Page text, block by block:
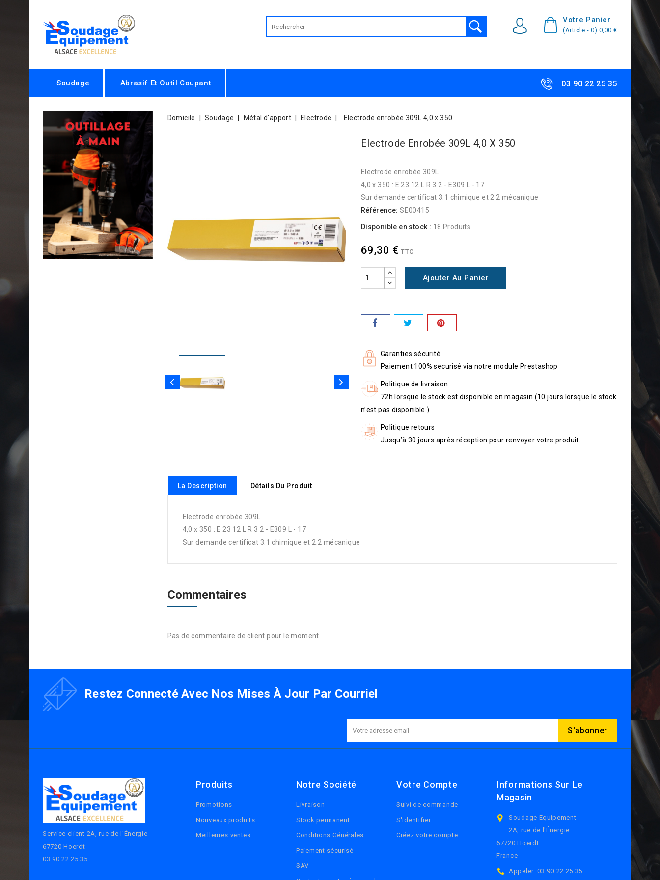
Votre Panier
(Article - 0) 0,00 €
03 90 22 25 35
Soudage Abrasif Et Outil Coupant
Domicile Soudage Métal d'apport Electrode Electrode enrobée 309L 4,0 x 350
Electrode Enrobée 309L 4,0 X 350
Electrode enrobée 309L
4,0 x 350 : E 23 12 L R 3 2 - E309 L - 17
Sur demande certificat 3.1 chimique et 2.2 mécanique
Référence: SE00415
Disponible en stock : 18 Produits
69,30 € TTC
Ajouter Au Panier
Garanties sécurité
Paiement 100% sécurisé via notre module Prestashop
Politique de livraison
72h lorsque le stock est disponible en magasin (10 jours lorsque le stock
n’est pas disponible.)
Politique retours
Jusqu’à 30 jours après réception pour renvoyer votre produit.
La Description Détails Du Produit
Electrode enrobée 309L
4,0 x 350 : E 23 12 L R 3 2 - E309 L - 17
Sur demande certificat 3.1 chimique et 2.2 mécanique
Commentaires
Pas de commentaire de client pour le moment
Restez Connecté Avec Nos Mises À Jour Par Courriel
Service client 2A, rue de l'Énergie
67720 Hoerdt
03 90 22 25 35
Produits
Promotions
Nouveaux produits
Meilleures ventes
Notre Société
Livraison
Stock permanent
Conditions Générales
Paiement sécurisé
SAV
Votre Compte
Suivi de commande
S'identifier
Créez votre compte
Informations Sur Le
Magasin
Soudage Equipement
2A, rue de l'Énergie
67720 Hoerdt
France
Appeler:03 90 22 25 35